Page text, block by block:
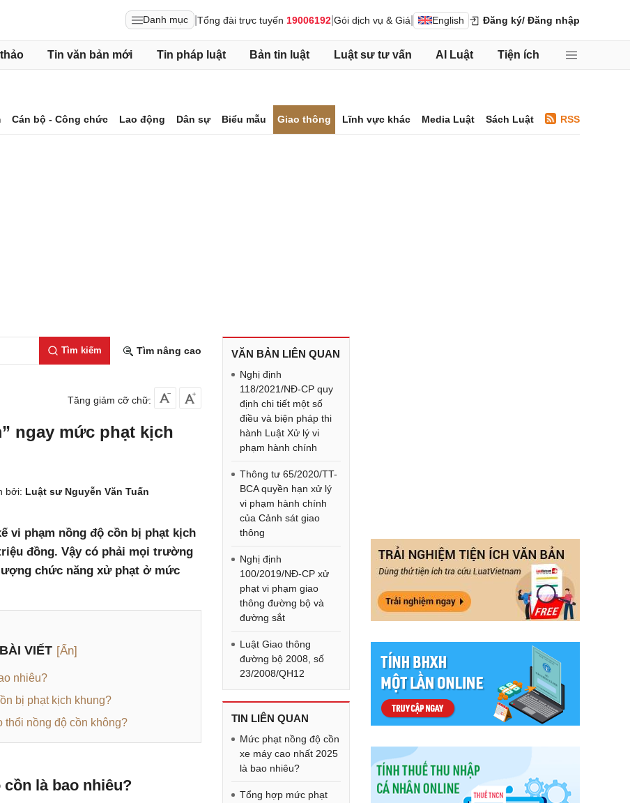
Danh mục Tổng đài trực tuyến 19006192 Gói dịch vụ & Giá English Đăng ký/ Đăng nhập
Tin văn bản mới Tin pháp luật Bản tin luật Luật sư tư vấn AI Luật Tiện ích
Cán bộ - Công chức Lao động Dân sự Biểu mẫu Giao thông Lĩnh vực khác Media Luật Sách Luật RSS
Tìm kiếm Tìm nâng cao
Tăng giảm cỡ chữ:
ngay mức phạt kịch
bởi: Luật sư Nguyễn Văn Tuấn
vi phạm nồng độ cồn bị phạt kịch
đồng. Vậy có phải mọi trường
chức năng xử phạt ở mức
VIẾT [Ẩn]
nhiêu?
bị phạt kịch khung?
thổi nồng độ cồn không?
là bao nhiêu?
VĂN BẢN LIÊN QUAN
Nghị định
118/2021/NĐ-CP quy
định chi tiết một số
điều và biện pháp thi
hành Luật Xử lý vi
phạm hành chính
Thông tư 65/2020/TT-
BCA quyền hạn xử lý
vi phạm hành chính
của Cảnh sát giao
thông
Nghị định
100/2019/NĐ-CP xử
phạt vi phạm giao
thông đường bộ và
đường sắt
Luật Giao thông
đường bộ 2008, số
23/2008/QH12
TIN LIÊN QUAN
Mức phạt nồng độ cồn
xe máy cao nhất 2025
là bao nhiêu?
Tổng hợp mức phạt